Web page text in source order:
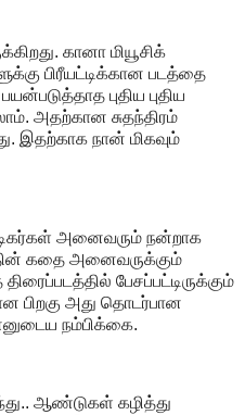
கானா மியூசிக்
பிரீயட்டிக்கான படத்தை
புதிய புதிய
அதற்கான சுதந்திரம்
இதற்காக நான் மிகவும்
அனைவரும் நன்றாக
கதை அனைவருக்கும்
பேசப்பட்டிருக்கும்
பிறகு அது தொடர்பான
நம்பிக்கை.
ஆண்டுகள் கழித்து